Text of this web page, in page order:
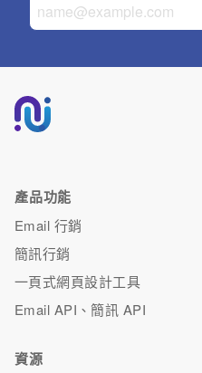
產品功能
Email 行銷
簡訊行銷
一頁式網頁設計工具
Email API、簡訊 API
資源